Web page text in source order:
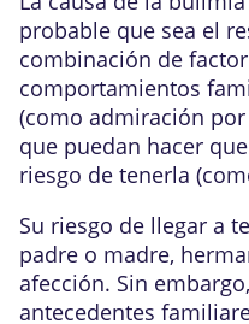
probable que sea el
combinación de
comportamientos
(como admiración por
que puedan hacer
riesgo de tenerla
Su riesgo de llegar a
padre o madre,
afección. Sin
antecedentes